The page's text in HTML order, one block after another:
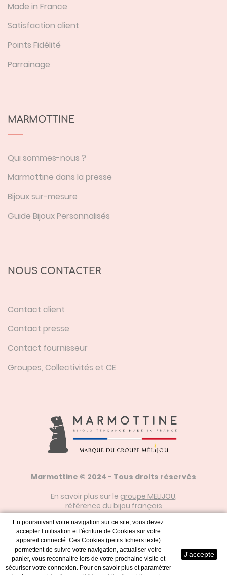
Made in France
Satisfaction client
Points Fidélité
Parrainage
MARMOTTINE
Qui sommes-nous ?
Marmottine dans la presse
Bijoux sur-mesure
Guide Bijoux Personnalisés
NOUS CONTACTER
Contact client
Contact presse
Contact fournisseur
Groupes, Collectivités et CE
Marmottine © 2024 - Tous droits réservés
En savoir plus sur le groupe MELIJOU,
référence du bijou français
Mentions Légales
En poursuivant votre navigation sur ce site, vous devez
accepter l’utilisation et l'écriture de Cookies sur votre
appareil connecté. Ces Cookies (petits fichiers texte)
permettent de suivre votre navigation, actualiser votre
panier, vous reconnaitre lors de votre prochaine visite et
sécuriser votre connexion. Pour en savoir plus et paramétrer
J'accepte